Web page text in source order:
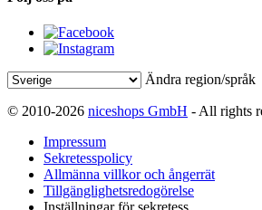
Ändra region/språk
© 2010-2026 niceshops GmbH - All rights
Impressum
Sekretesspolicy
Allmänna villkor och ångerrät
Tillgänglighetsredogörelse
Inställningar för sekretess